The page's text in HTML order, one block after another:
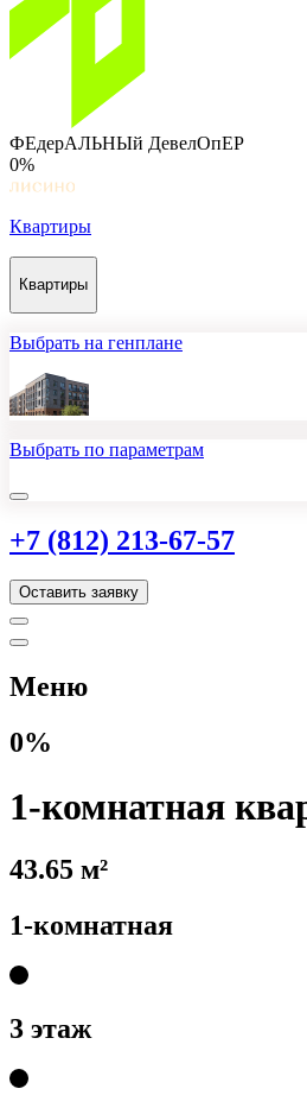
ФЕдерАЛЬНЫй ДевелОпЕР
0%
Квартиры
Квартиры
Выбрать на генплане
Выбрать по параметрам
+7 (812) 213-67-57
Оставить заявку
Меню
0%
1-комнатная
43.65 м²
1-комнатная
3 этаж